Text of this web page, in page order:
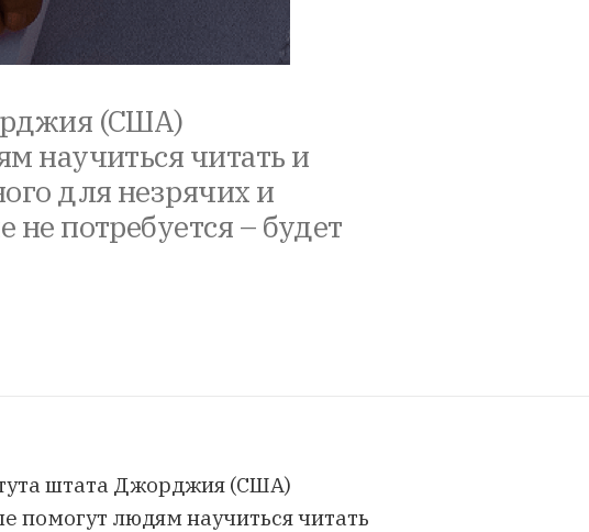
(США)
научиться читать и
для незрячих и
потребуется – будет
штата Джорджия (США)
помогут людям научиться читать